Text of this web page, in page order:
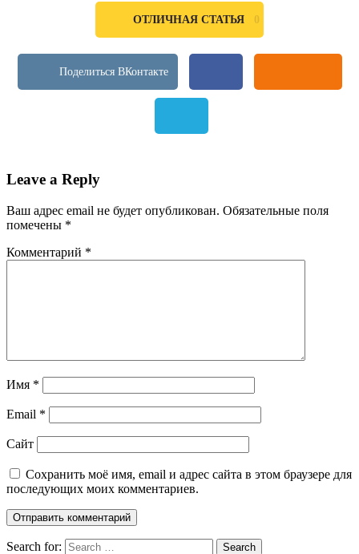
ОТЛИЧНАЯ СТАТЬЯ 0
Leave a Reply
Ваш адрес email не будет опубликован. Обязательные поля
помечены *
Комментарий *
Имя *
Email *
Сайт
Сохранить моё имя, email и адрес сайта в этом браузере для
последующих моих комментариев.
Search for: Search